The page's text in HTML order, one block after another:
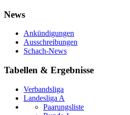
News
Ankündigungen
Ausschreibungen
Schach-News
Tabellen & Ergebnisse
Verbandsliga
Landesliga A
Paarungsliste